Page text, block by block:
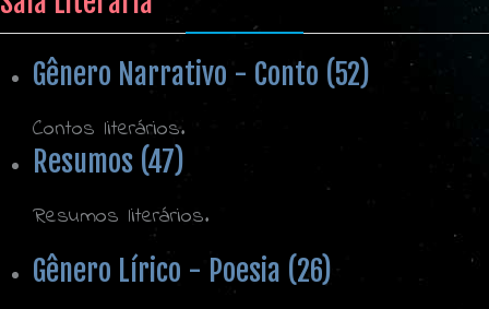
Gênero Narrativo - Conto (52)
Contos literários.
Resumos (47)
Resumos literários.
Gênero Lírico - Poesia (26)